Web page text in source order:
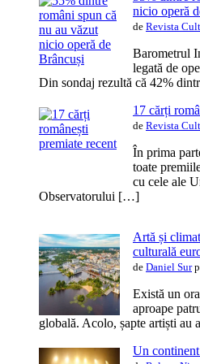
nicio operă
de Revista
Barometrul
legată de
Din sondaj rezultă că 42%
17 cărți
de Revista
În prima
toate
cu cele ale
Observatorului […]
Artă și
culturală
de Daniel Sur
Există un
aproape
globală. Acolo, șapte artiști au
Un